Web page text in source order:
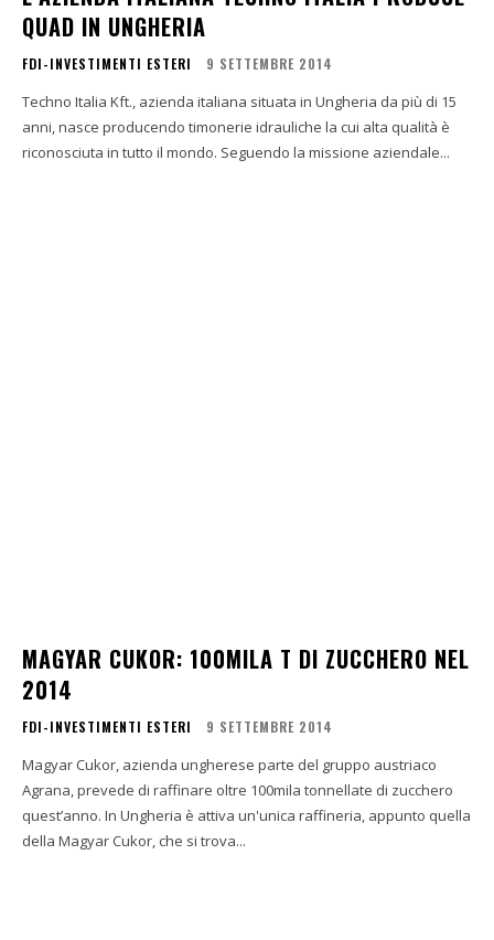
QUAD IN UNGHERIA
FDI-INVESTIMENTI ESTERI 9 SETTEMBRE 2014
Techno Italia Kft., azienda italiana situata in Ungheria da più di 15
anni, nasce producendo timonerie idrauliche la cui alta qualità è
riconosciuta in tutto il mondo. Seguendo la missione aziendale...
MAGYAR CUKOR: 100MILA T DI ZUCCHERO NEL
2014
FDI-INVESTIMENTI ESTERI 9 SETTEMBRE 2014
Magyar Cukor, azienda ungherese parte del gruppo austriaco
Agrana, prevede di raffinare oltre 100mila tonnellate di zucchero
quest’anno. In Ungheria è attiva un'unica raffineria, appunto quella
della Magyar Cukor, che si trova...